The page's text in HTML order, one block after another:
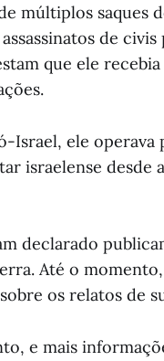
múltiplos saques
de civis
que ele
Israel, ele
israelense desde
declarado
Até o
os relatos de
e mais